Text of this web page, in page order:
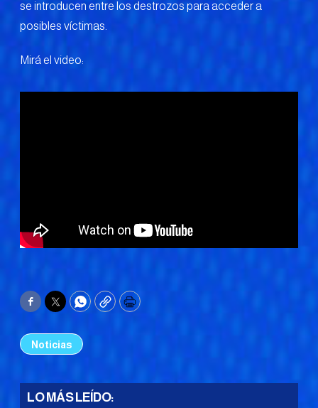
se introducen entre los destrozos para acceder a
posibles víctimas.
Mirá el video:
Facebook
TwitterWhatsApp
CopyPrint
Noticias
LO MÁS LEÍDO: